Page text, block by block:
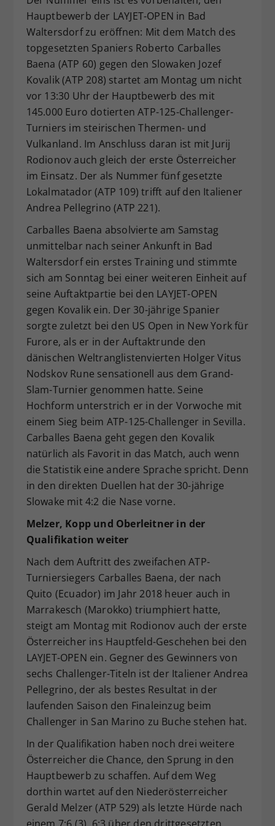
Hauptbewerb der LAYJET-OPEN in Bad
Waltersdorf zu eröffnen: Mit dem Match des
topgesetzten Spaniers Roberto Carballes
Baena (ATP 60) gegen den Slowaken Jozef
Kovalik (ATP 208) startet am Montag um nicht
vor 13:30 Uhr der Hauptbewerb des mit
145.000 Euro dotierten ATP-125-Challenger-
Turniers im steirischen Thermen- und
Vulkanland. Im Anschluss daran ist mit Jurij
Rodionov auch gleich der erste Österreicher
im Einsatz. Der als Nummer fünf gesetzte
Lokalmatador (ATP 109) trifft auf den Italiener
Andrea Pellegrino (ATP 221).
Carballes Baena absolvierte am Samstag
unmittelbar nach seiner Ankunft in Bad
Waltersdorf ein erstes Training und stimmte
sich am Sonntag bei einer weiteren Einheit auf
seine Auftaktpartie bei den LAYJET-OPEN
gegen Kovalik ein. Der 30-jährige Spanier
sorgte zuletzt bei den US Open in New York für
Furore, als er in der Auftaktrunde den
dänischen Weltranglistenvierten Holger Vitus
Nodskov Rune sensationell aus dem Grand-
Slam-Turnier genommen hatte. Seine
Hochform unterstrich er in der Vorwoche mit
einem Sieg beim ATP-125-Challenger in Sevilla.
Carballes Baena geht gegen den Kovalik
natürlich als Favorit in das Match, auch wenn
die Statistik eine andere Sprache spricht. Denn
in den direkten Duellen hat der 30-jährige
Slowake mit 4:2 die Nase vorne.
Melzer, Kopp und Oberleitner in der
Qualifikation weiter
Nach dem Auftritt des zweifachen ATP-
Turniersiegers Carballes Baena, der nach
Quito (Ecuador) im Jahr 2018 heuer auch in
Marrakesch (Marokko) triumphiert hatte,
steigt am Montag mit Rodionov auch der erste
Österreicher ins Hauptfeld-Geschehen bei den
LAYJET-OPEN ein. Gegner des Gewinners von
sechs Challenger-Titeln ist der Italiener Andrea
Pellegrino, der als bestes Resultat in der
laufenden Saison den Finaleinzug beim
Challenger in San Marino zu Buche stehen hat.
In der Qualifikation haben noch drei weitere
Österreicher die Chance, den Sprung in den
Hauptbewerb zu schaffen. Auf dem Weg
dorthin wartet auf den Niederösterreicher
Gerald Melzer (ATP 529) als letzte Hürde nach
Zweck
Dieser Wert speichert Ihre Consent-
Einstellungen. Unter anderem eine
zufällig generierte ID, für die
historische Speicherung Ihrer
vorgenommen Einstellungen, falls der
Webseiten-Betreiber dies eingestellt
hat.